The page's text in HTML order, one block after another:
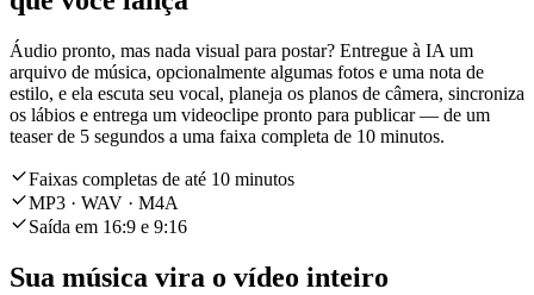
Áudio pronto, mas nada visual para postar? Entregue à IA um
arquivo de música, opcionalmente algumas fotos e uma nota de
estilo, e ela escuta seu vocal, planeja os planos de câmera, sincroniza
os lábios e entrega um videoclipe pronto para publicar — de um
teaser de 5 segundos a uma faixa completa de 10 minutos.
Faixas completas de até 10 minutos
MP3 · WAV · M4A
Saída em 16:9 e 9:16
Sua música vira o vídeo inteiro